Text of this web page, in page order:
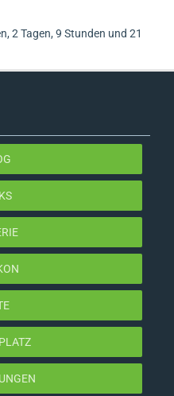
2 Tagen, 9 Stunden und 21